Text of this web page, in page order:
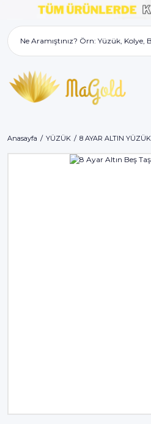
Anasayfa YÜZÜK 8 AYAR ALTIN YÜZÜK